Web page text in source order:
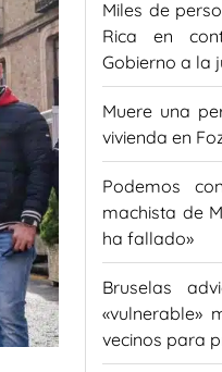
Miles de
Rica en
Gobierno a la
Muere una
vivienda en
Podemos
machista de
ha fallado»
Bruselas
«vulnerable»
vecinos para